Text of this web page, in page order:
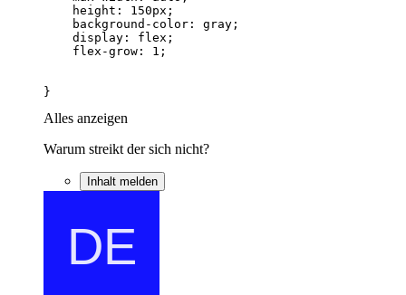
}
Alles anzeigen
Warum streikt der sich nicht?
Inhalt melden